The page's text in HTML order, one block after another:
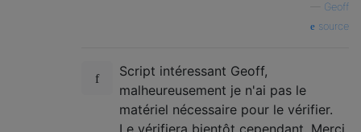
Geoff
source
Script intéressant Geoff,
malheureusement je n'ai pas le
matériel nécessaire pour le vérifier.
Le vérifiera bientôt cependant. Merci